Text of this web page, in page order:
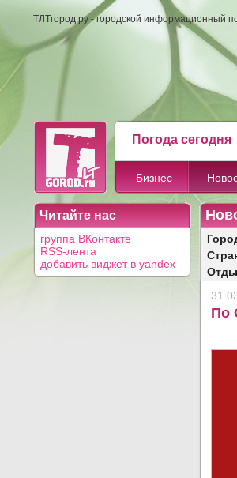
ТЛТгород.ру - городской информационный
Погода сегодня
Бизнес
Читайте нас
группа ВКонтакте
RSS-лента
добавить виджет в yandex
По